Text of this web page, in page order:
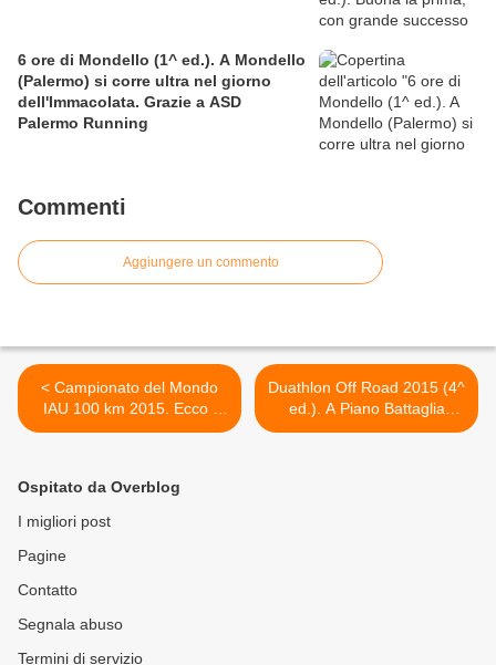
6 ore di Mondello (1^ ed.). A Mondello
(Palermo) si corre ultra nel giorno
dell'Immacolata. Grazie a ASD
Palermo Running
Commenti
Aggiungere un commento
< Campionato del Mondo
IAU 100 km 2015. Ecco i
primi risultati: lo svedese
campioni del mondo.
Giorgio Calcaterra bronzo
mondiale ed europeo
Duathlon Off Road 2015 (4^
ed.). A Piano Battaglia
(Palermo), una
Ospitato da Overblog
I migliori post
Pagine
Contatto
Segnala abuso
Termini di servizio